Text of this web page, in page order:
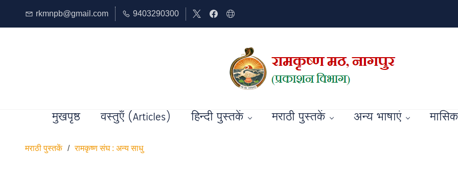
rkmnpb@gmail.com 9403290300
मुखपृष्ठ वस्तुएँ (Articles) हिन्दी पुस्तकें मराठी पुस्तकें अन्य भाषाएं
मराठी पुस्तकें / रामकृष्ण संघ : अन्य साधु